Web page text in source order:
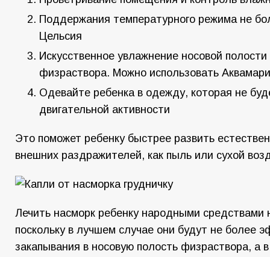
Поддержания температурного режима не
Цельсия
Искусственное увлажнение носовой
физраствора. Можно использовать
Одевайте ребенка в одежду, которая не
двигательной активности
Это поможет ребенку быстрее развить
внешних раздражителей, как пыль или сухой
Лечить насморк ребенку народными средствами
поскольку в лучшем случае они будут не более
закапывания в носовую полость физраствора, а